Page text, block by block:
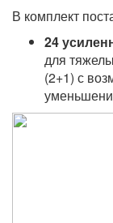
В комплект
24
для
(2+1) с